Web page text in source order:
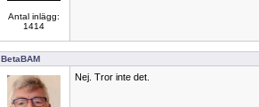
Antal inlägg:
1414
BetaBAM
Nej. Tror inte det.